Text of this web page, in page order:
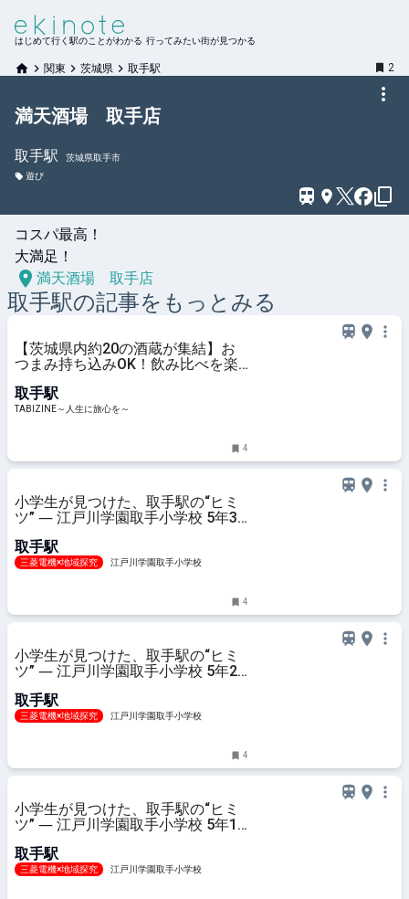
はじめて行く駅のことがわかる 行ってみたい街が見つかる
関東 茨城県 取手駅 2
満天酒場 取手店
取手駅
茨城県取手市
遊び
コスパ最高！
大満足！
満天酒場 取手店
取手駅の記事をもっとみる
【茨城県内約20の酒蔵が集結】お
つまみ持ち込みOK！飲み比べを楽
周年乾杯の宴～」｜アトレ取手 |
TABIZINE～人生に旅心を～
取手駅
TABIZINE～人生に旅心を～
4
小学生が見つけた、取手駅の“ヒミ
ツ” ― 江戸川学園取手小学校 5年3
取手駅
三菱電機×地域探究 江戸川学園取手小学校
4
小学生が見つけた、取手駅の“ヒミ
ツ” ― 江戸川学園取手小学校 5年2
取手駅
三菱電機×地域探究 江戸川学園取手小学校
4
小学生が見つけた、取手駅の“ヒミ
ツ” ― 江戸川学園取手小学校 5年1
取手駅
三菱電機×地域探究 江戸川学園取手小学校